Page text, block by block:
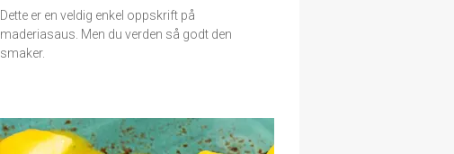
Dette er en veldig enkel oppskrift på
maderiasaus. Men du verden så godt den
smaker.